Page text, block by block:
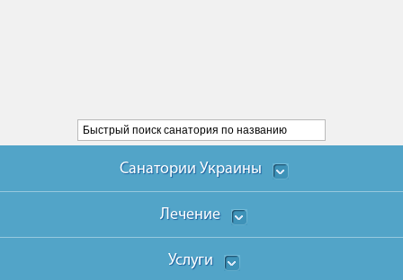
Санатории Украины
Лечение
Услуги